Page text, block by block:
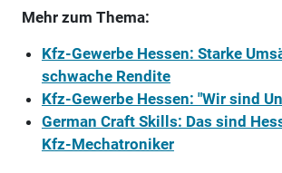
Mehr zum Thema:
Kfz-Gewerbe Hessen: Starke
schwache Rendite
Kfz-Gewerbe Hessen: "Wir sind
German Craft Skills: Das sind
Kfz-Mechatroniker